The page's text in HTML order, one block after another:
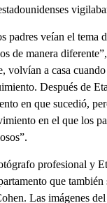
padres veían el tema
de manera
volvían a casa
Después de
en que sucedió,
en el que los
profesional y
que
Las imágenes